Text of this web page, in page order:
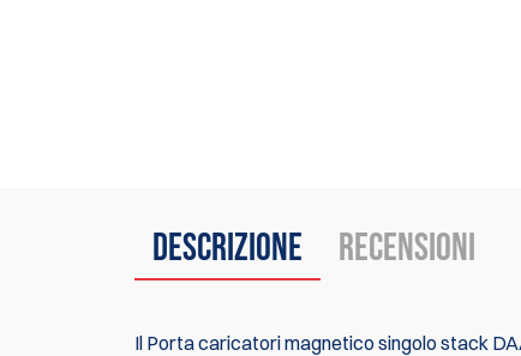
Descrizione Recensioni
Il Porta caricatori magnetico singolo stack